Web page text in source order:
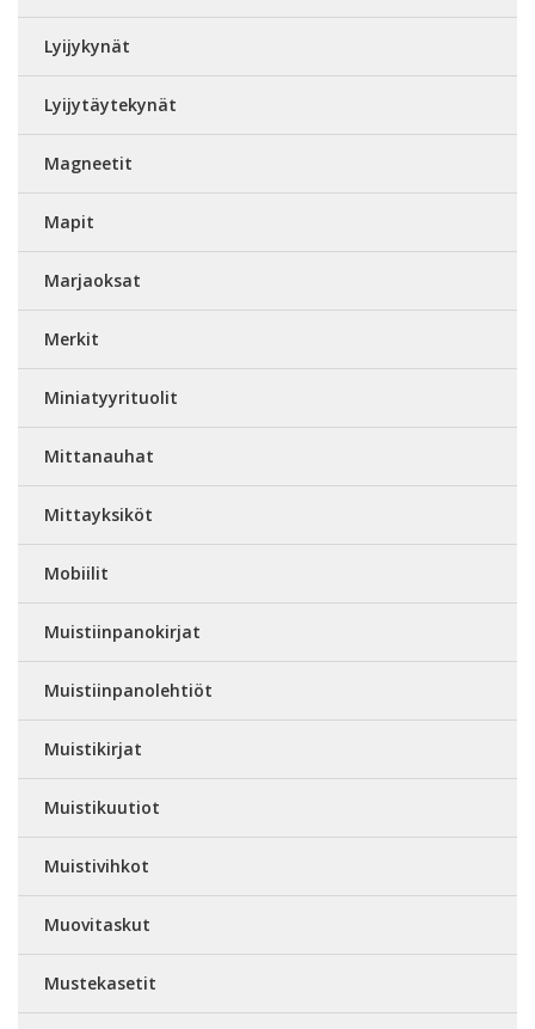
Lyijykynät
Lyijytäytekynät
Magneetit
Mapit
Marjaoksat
Merkit
Miniatyyrituolit
Mittanauhat
Mittayksiköt
Mobiilit
Muistiinpanokirjat
Muistiinpanolehtiöt
Muistikirjat
Muistikuutiot
Muistivihkot
Muovitaskut
Mustekasetit